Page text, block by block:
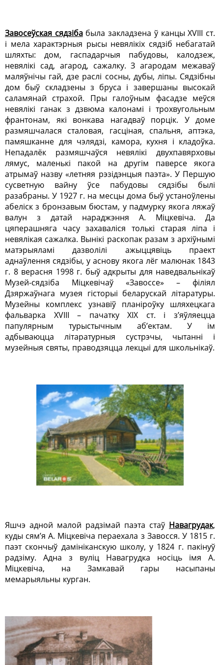
Завосеўская сядзібабыла закладзена ў канцы ХVIII ст.
і мела характэрныя рысы невялікіх сядзіб небагатай
шляхты: дом, гаспадарчыя пабудовы, калодзеж,
невялікі сад, агарод, сажалку. З агародам межаваў
маляўнічы гай, дзе раслі сосны, дубы, ліпы. Сядзібны
дом быў складзены з бруса і завершаны высокай
саламянай страхой. Пры галоўным фасадзе меўся
невялікі ганак з дзвюма калонамі і трохвугольным
франтонам, які вонкава нагадваў порцік. У доме
размяшчалася сталовая, гасціная, спальня, аптэка,
памяшканне для чэлядзі, камора, кухня і кладоўка.
Непадалёк размяшчаўся невялікі двухпавярховы
лямус, маленькі пакой на другім паверсе якога
атрымаў назву «летняя рэзідэнцыя паэта». У Першую
сусветную вайну ўсе пабудовы сядзібы былі
разабраны. У 1927 г. на месцы дома быў устаноўлены
абеліск з бронзавым бюстам, у падмурку якога ляжаў
валун з датай нараджэння А. Міцкевіча. Да
цяперашняга часу захаваліся толькі старая ліпа і
невялікая сажалка. Вынікі раскопак разам з архіўнымі
матэрыяламі дазволілі ажыццявіць праект
аднаўлення сядзібы, у аснову якога лёг малюнак 1843
г. 8 верасня 1998 г. быў адкрыты для наведвальнікаў
Музей-сядзіба Міцкевічаў «Завоссе» – філіял
Дзяржаўнага музея гісторыі беларускай літаратуры.
Музейны комплекс узнавіў планіроўку шляхецкага
фальварка ХVIII – пачатку ХIХ ст. і з’яўляецца
папулярным турыстычным аб’ектам. У ім
адбываюцца літаратурныя сустрэчы, чытанні і
музейныя святы, праводзяцца лекцыі для школьнікаў.
Яшчэ адной малой радзімай паэта стаў Навагрудак,
куды сям’я А. Міцкевіча пераехала з Завосся. У 1815 г.
паэт скончыў дамініканскую школу, у 1824 г. пакінуў
радзіму. Адна з вуліц Навагрудка носіць імя А.
Міцкевіча, на Замкавай гары насыпаны
мемарыяльны курган.